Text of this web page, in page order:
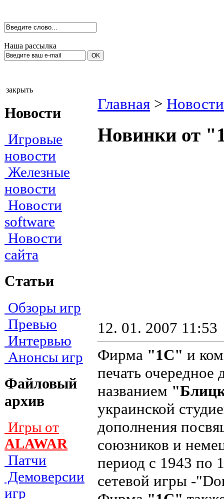
Наша рассылка
закрыть
Новости
Игровые
новости
Железные
новости
Новости
software
Новости
сайта
Статьи
Обзоры игр
Превью
Интервью
Анонсы игр
Файловый
архив
Игры от
ALAWAR
Патчи
Демоверсии
игр
Главная >
Новинки от
12. 01. 2007 11:53
Фирма "1С" и
печать
названием
украинской
дополнения
союзников и
период с 1943 по
сетевой игры -